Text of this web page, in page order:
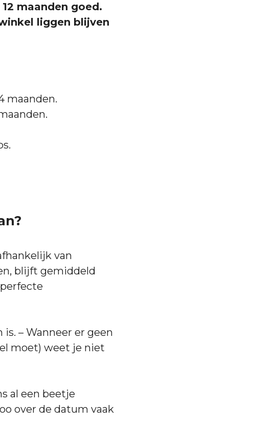
maanden goed.
liggen blijven
maanden.
van
blijft gemiddeld
– Wanneer er geen
moet) weet je niet
al een beetje
over de datum vaak